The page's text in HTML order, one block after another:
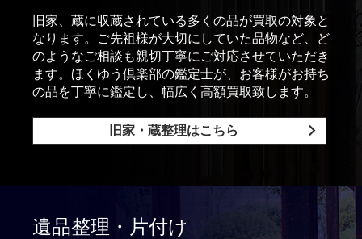
旧家、蔵に収蔵されている多くの品が買取の対象と
なります。ご先祖様が大切にしていた品物など、ど
のようなご相談も親切丁寧にご対応させていただき
ます。ほくゆう倶楽部の鑑定士が、お客様がお持ち
の品を丁寧に鑑定し、幅広く高額買取致します。
旧家・蔵整理はこちら
遺品整理・片付け